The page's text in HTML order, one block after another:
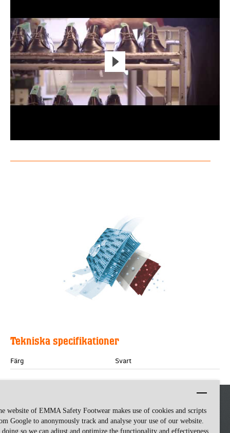
website of EMMA Safety Footwear makes use of cookies and scripts
Google to anonymously track and analyse your use of our website.
so we can adjust and optimize the functionality and effectiveness
Tekniska specifikationer
Färg Svart